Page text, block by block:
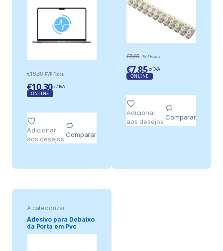
€10,30 PVP Física
€10,30 c/ IVA
ONLINE
Adicionar
aos desejos
Comparar
€7,85 PVP Física
€7,85 c/ IVA
ONLINE
Adicionar
aos desejos
Comparar
A categorizar
Adesivo para Debaixo
da Porta em Pvc
Expandido 38m